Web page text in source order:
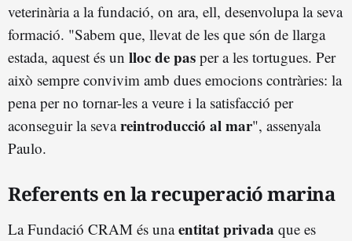
veterinària a la fundació, on ara, ell, desenvolupa la seva
formació. "Sabem que, llevat de les que són de llarga
estada, aquest és un lloc de pas per a les tortugues. Per
això sempre convivim amb dues emocions contràries: la
pena per no tornar-les a veure i la satisfacció per
aconseguir la sevareintroducció al mar", assenyala
Paulo.
Referents en la recuperació marina
La Fundació CRAM és unaentitat privada que es